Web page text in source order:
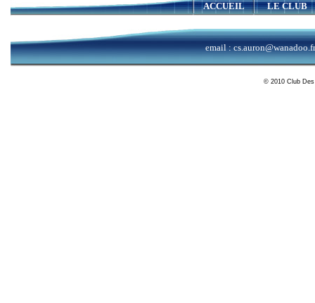
ACCUEIL LE CLUB
email :cs.auron@wanadoo.fr
© 2010 Club Des